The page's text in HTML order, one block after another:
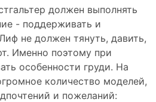
должен выполнять
- поддерживать и
не должен тянуть, давить,
Именно поэтому при
особенности груди. На
количество моделей,
и пожеланий: